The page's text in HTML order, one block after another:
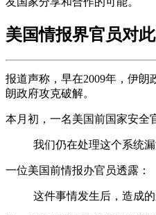
美国情报界官员对
报道声称，早在2009年，伊
朗政府攻克破解。
本月初，一名美国前国家安全
我们仍在处理这个系统
一位美国前情报办官员透露：
这件事情发生后，造成